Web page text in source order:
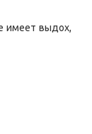
имеет выдох,